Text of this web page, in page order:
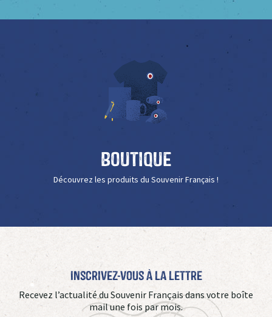
Boutique
Découvrez les produits du Souvenir Français !
Inscrivez-vous à La Lettre
Recevez l’actualité du Souvenir Français dans votre boîte
mail une fois par mois.